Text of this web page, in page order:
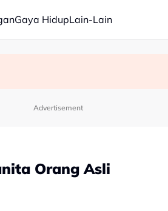
Gaya HidupLain-Lain
Advertisement
Orang Asli